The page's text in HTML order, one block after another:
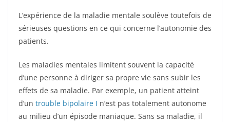
L’expérience de la maladie mentale soulève toutefois de
sérieuses questions en ce qui concerne l’autonomie des
patients.
Les maladies mentales limitent souvent la capacité
d’une personne à diriger sa propre vie sans subir les
effets de sa maladie. Par exemple, un patient atteint
d’un trouble bipolaire I n’est pas totalement autonome
au milieu d’un épisode maniaque. Sans sa maladie, il